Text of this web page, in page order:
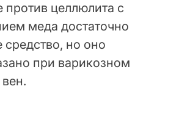
против целлюлита с
меда достаточно
средство, но оно
при варикозном